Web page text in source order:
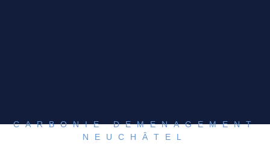
CARBONIE DEMENAGEMENT
NEUCHÂTEL